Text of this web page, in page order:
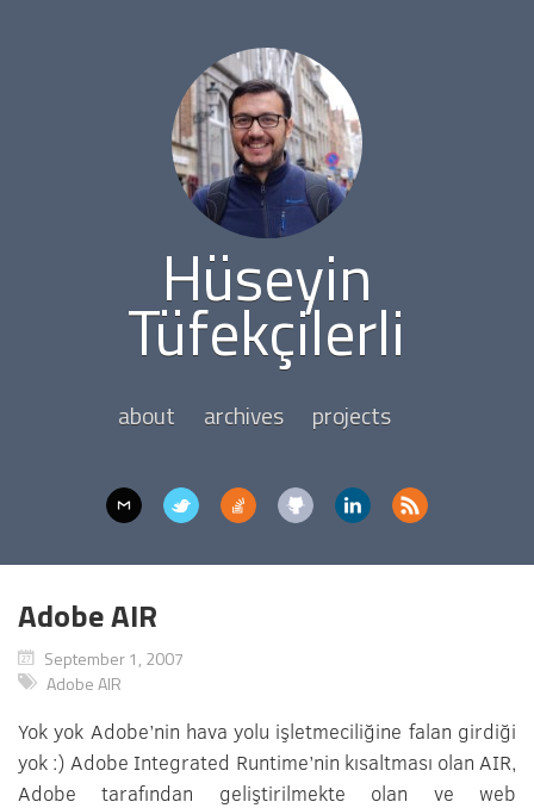
Hüseyin
Tüfekçilerli
about archives projects
Adobe AIR
September 1, 2007
Adobe AIR
Yok yok Adobe’nin hava yolu işletmeciliğine falan girdiği
yok :) Adobe Integrated Runtime’nin kısaltması olan AIR,
Adobe tarafından geliştirilmekte olan ve web